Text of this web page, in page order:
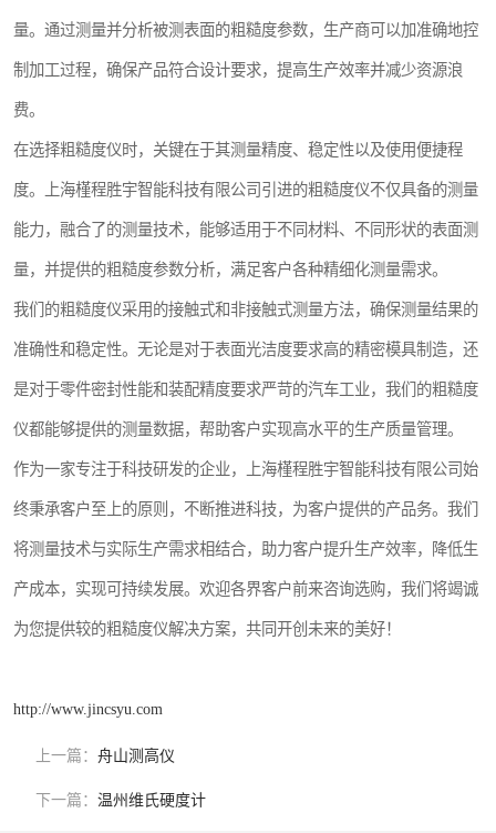
量。通过测量并分析被测表面的粗糙度参数，生产商可以加准确地控
制加工过程，确保产品符合设计要求，提高生产效率并减少资源浪
费。
在选择粗糙度仪时，关键在于其测量精度、稳定性以及使用便捷程
度。上海槿程胜宇智能科技有限公司引进的粗糙度仪不仅具备的测量
能力，融合了的测量技术，能够适用于不同材料、不同形状的表面测
量，并提供的粗糙度参数分析，满足客户各种精细化测量需求。
我们的粗糙度仪采用的接触式和非接触式测量方法，确保测量结果的
准确性和稳定性。无论是对于表面光洁度要求高的精密模具制造，还
是对于零件密封性能和装配精度要求严苛的汽车工业，我们的粗糙度
仪都能够提供的测量数据，帮助客户实现高水平的生产质量管理。
作为一家专注于科技研发的企业，上海槿程胜宇智能科技有限公司始
终秉承客户至上的原则，不断推进科技，为客户提供的产品务。我们
将测量技术与实际生产需求相结合，助力客户提升生产效率，降低生
产成本，实现可持续发展。欢迎各界客户前来咨询选购，我们将竭诚
为您提供较的粗糙度仪解决方案，共同开创未来的美好！
http://www.jincsyu.com
上一篇： 舟山测高仪
下一篇： 温州维氏硬度计
三坐标夹具
测针
螺纹规